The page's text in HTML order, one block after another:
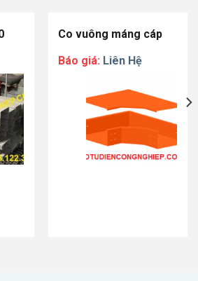
Co vuông máng cáp
Báo giá: Liên Hệ